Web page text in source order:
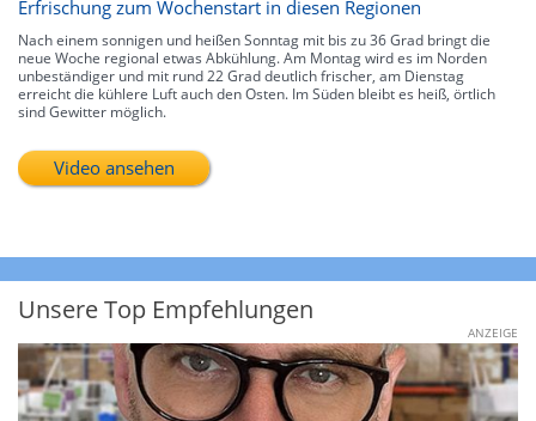
Erfrischung zum Wochenstart in diesen Regionen
Nach einem sonnigen und heißen Sonntag mit bis zu 36 Grad bringt die
neue Woche regional etwas Abkühlung. Am Montag wird es im Norden
unbeständiger und mit rund 22 Grad deutlich frischer, am Dienstag
erreicht die kühlere Luft auch den Osten. Im Süden bleibt es heiß, örtlich
sind Gewitter möglich.
Video ansehen
Unsere Top Empfehlungen
ANZEIGE